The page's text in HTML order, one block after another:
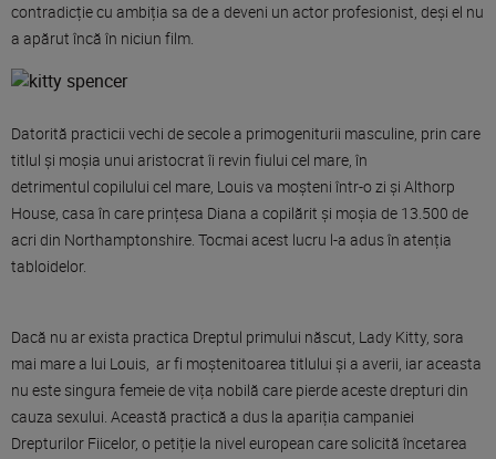
contradicție cu ambiția sa de a deveni un actor profesionist, deși el nu
a apărut încă în niciun film.
Datorită practicii vechi de secole a primogeniturii masculine, prin care
titlul și moșia unui aristocrat îi revin fiului cel mare, în
detrimentul copilului cel mare, Louisva moșteni într-o zi și Althorp
House, casa în care prințesa Diana a copilărit și moșia de 13.500 de
acri din Northamptonshire. Tocmai acest lucru l-a adusîn atenția
tabloidelor.
Dacă nu arexista practica Dreptul primului născut, Lady Kitty, sora
mai marea lui Louis, ar fi moștenitoarea titlului și a averii, iaraceasta
nu este singura femeie devița nobilă care pierde aceste drepturi din
cauza sexului. Această practică a dus la apariția campaniei
Drepturilor Fiicelor, o petiție la nivel european care solicită încetarea